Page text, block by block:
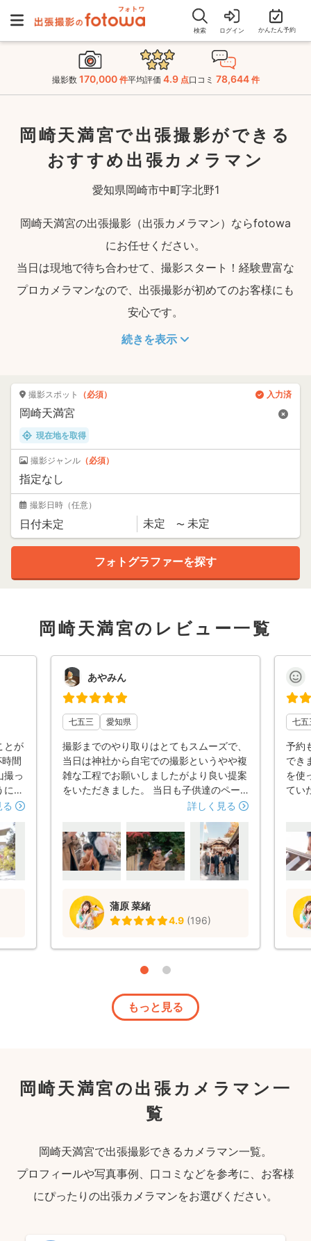
検索 ログイン かんたん予約
撮影数 170,000 件平均評価 4.9 点口コミ 78,644 件
岡崎天満宮で出張撮影ができる
おすすめ出張カメラマン
愛知県岡崎市中町字北野1
岡崎天満宮の出張撮影（出張カメラマン）ならfotowa
にお任せください。
当日は現地で待ち合わせて、撮影スタート！経験豊富な
プロカメラマンなので、出張撮影が初めてのお客様にも
安心です。
続きを表示
撮影スポット （必須） 入力済
現在地を取得
撮影ジャンル （必須）
撮影日時 （任意）
岡崎天満宮のレビュー一覧
とが
間
撮っ
にア
た。
あやみん
七五三 愛知県
撮影までのやり取りはとてもスムーズで、
当日は神社から自宅での撮影というやや複
雑な工程でお願いしましたがより良い提案
をいただきました。 当日も子供達のペー
スに合わせて楽しく撮影を進めてください
感じです。 いつもありがとうございま
す。
詳しく見る
蒲原 菜緒
4.9 (196)
七五
予約
でき
を使
てい
あ
もっと見る
岡崎天満宮の出張カメラマン一
覧
岡崎天満宮で出張撮影できるカメラマン一覧。
プロフィールや写真事例、口コミなどを参考に、お客様
にぴったりの出張カメラマンをお選びください。